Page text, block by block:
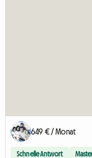
649 € / Monat
Schnelle Antwort